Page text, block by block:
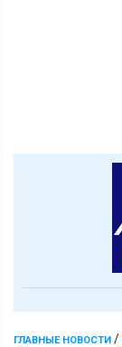
ГЛАВНЫЕ НОВОСТИ /